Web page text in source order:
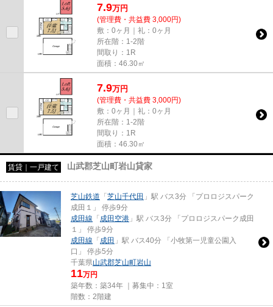
7.9万円
(管理費・共益費 3,000円)
敷：0ヶ月｜礼：0ヶ月
所在階：1-2階
間取り：1R
面積：46.30㎡
7.9万円
(管理費・共益費 3,000円)
敷：0ヶ月｜礼：0ヶ月
所在階：1-2階
間取り：1R
面積：46.30㎡
賃貸｜一戸建て 山武郡芝山町岩山貸家
芝山鉄道 「芝山千代田 」駅 バス3分 「プロロジスパーク
成田１」 停歩9分
成田線 「成田空港 」駅 バス3分 「プロロジスパーク成田
１」 停歩9分
成田線 「成田 」駅 バス40分 「小牧第一児童公園入
口」 停歩5分
千葉県山武郡芝山町岩山
11万円
築年数：築34年 ｜募集中： 1室
階数：2階建